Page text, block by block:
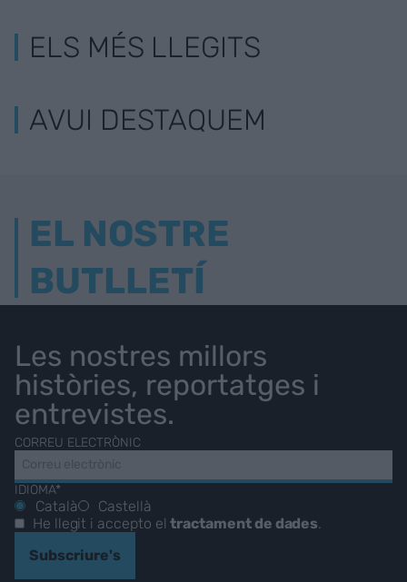
ELS MÉS LLEGITS
AVUI DESTAQUEM
EL NOSTRE
BUTLLETÍ
Les nostres millors
històries, reportatges i
entrevistes.
CORREU ELECTRÒNIC
IDIOMA*
Català
Castellà
He llegit i accepto eltractament de dades
Subscriure's